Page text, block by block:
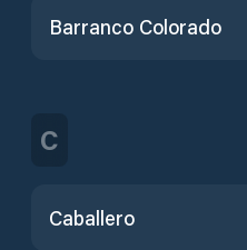
Barranco Colorado
C
Caballero